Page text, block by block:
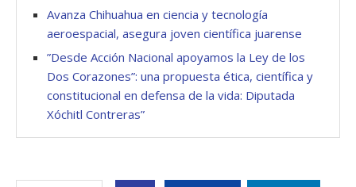
Avanza Chihuahua en ciencia y tecnología
aeroespacial, asegura joven científica juarense
”Desde Acción Nacional apoyamos la Ley de los
Dos Corazones”: una propuesta ética, científica y
constitucional en defensa de la vida: Diputada
Xóchitl Contreras”